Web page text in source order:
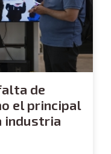
de
el principal
industria